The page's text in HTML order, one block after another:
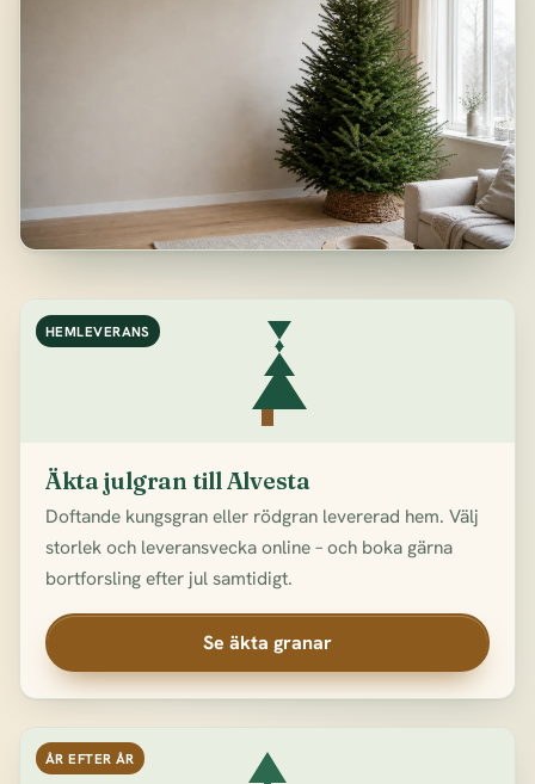
HEMLEVERANS
Äkta julgran till Alvesta
Doftande kungsgran eller rödgran levererad hem. Välj
storlek och leveransvecka online – och boka gärna
bortforsling efter jul samtidigt.
Se äkta granar
ÅR EFTER ÅR